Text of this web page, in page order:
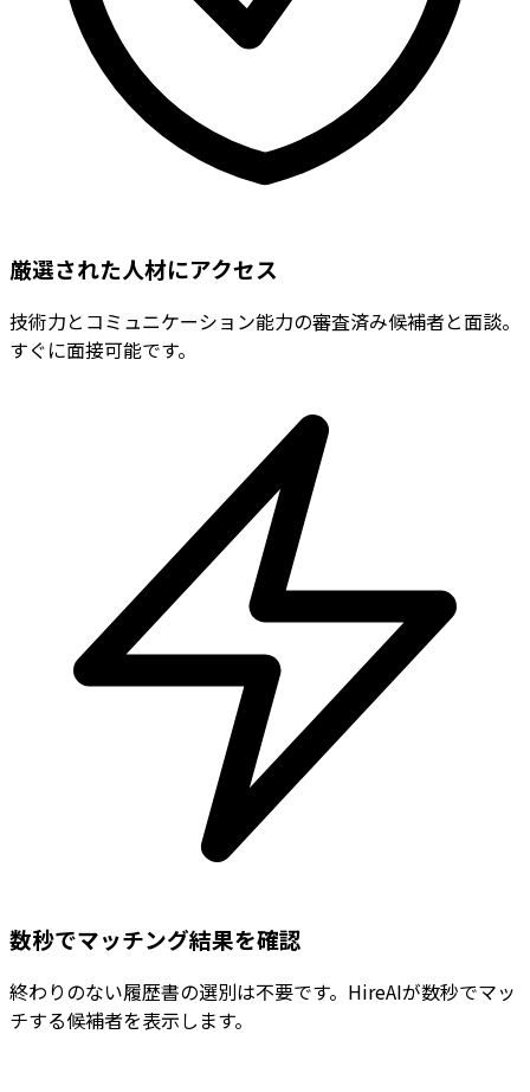
厳選された人材にアクセス
技術力とコミュニケーション能力の審査済み候補者と面談。
すぐに面接可能です。
数秒でマッチング結果を確認
終わりのない履歴書の選別は不要です。HireAIが数秒でマッ
チする候補者を表示します。